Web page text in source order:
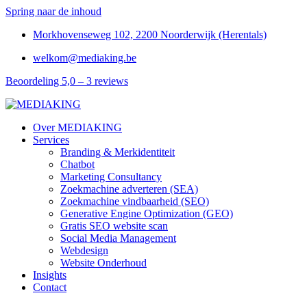
Spring naar de inhoud
Morkhovenseweg 102, 2200 Noorderwijk (Herentals)
welkom@mediaking.be
Beoordeling 5,0 – 3 reviews
Over MEDIAKING
Services
Branding & Merkidentiteit
Chatbot
Marketing Consultancy
Zoekmachine adverteren (SEA)
Zoekmachine vindbaarheid (SEO)
Generative Engine Optimization (GEO)
Gratis SEO website scan
Social Media Management
Webdesign
Website Onderhoud
Insights
Contact